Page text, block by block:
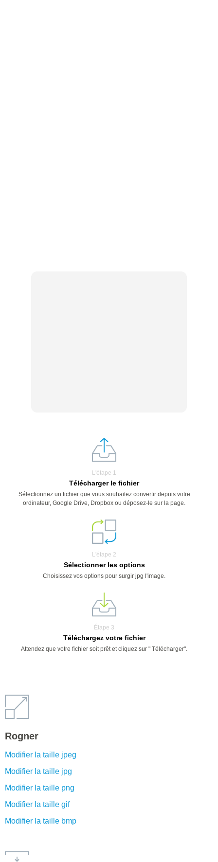
L'étape 1
Télécharger le fichier
Sélectionnez un fichier que vous souhaitez convertir depuis votre
ordinateur, Google Drive, Dropbox ou déposez-le sur la page.
L'étape 2
Sélectionner les options
Choisissez vos options pour surgir jpg l'image.
Étape 3
Téléchargez votre fichier
Attendez que votre fichier soit prêt et cliquez sur " Télécharger".
Rogner
Modifier la taille jpeg
Modifier la taille jpg
Modifier la taille png
Modifier la taille gif
Modifier la taille bmp